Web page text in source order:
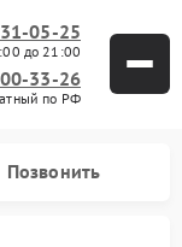
05-25
до 21:00
33-26
по РФ
Позвонить